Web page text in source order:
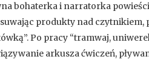
bohaterka i narratorka
produkty nad czytnikiem,
Po pracy “tramwaj,
arkusza ćwiczeń,